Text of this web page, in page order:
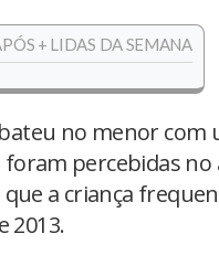
+ LIDAS DA SEMANA
no menor
foram percebidas
que a criança
2013.